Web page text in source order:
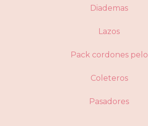
Diademas
Lazos
Pack cordones pelo
Coleteros
Pasadores